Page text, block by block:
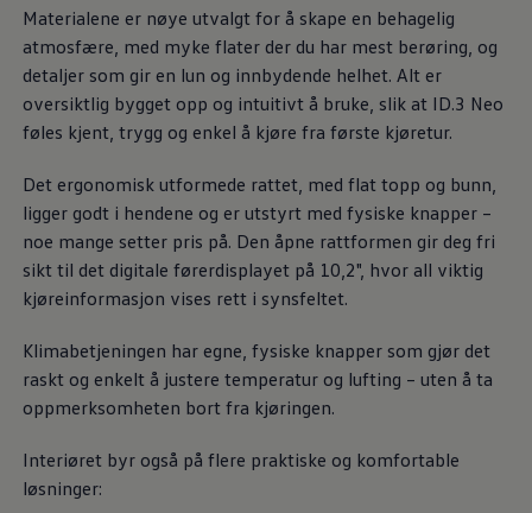
Veihjelp og bilberging
Service på elbil
Service for eldre modeller
Serviceavtale
Hvorfor velge merkeverksted
Magasin
Materialene er nøye utvalgt for å skape en behagelig
atmosfære, med myke flater der du har mest berøring, og
detaljer som gir en lun og innbydende helhet. Alt er
oversiktlig bygget opp og intuitivt å bruke, slik at ID.3 Neo
føles kjent, trygg og enkel å kjøre fra første kjøretur.
Det ergonomisk utformede rattet, med flat topp og bunn,
ligger godt i hendene og er utstyrt med fysiske knapper –
noe mange setter pris på. Den åpne rattformen gir deg fri
sikt til det digitale førerdisplayet på 10,2", hvor all viktig
kjøreinformasjon vises rett i synsfeltet.
Klimabetjeningen har egne, fysiske knapper som gjør det
raskt og enkelt å justere temperatur og lufting – uten å ta
oppmerksomheten bort fra kjøringen.
Interiøret byr også på flere praktiske og komfortable
løsninger: